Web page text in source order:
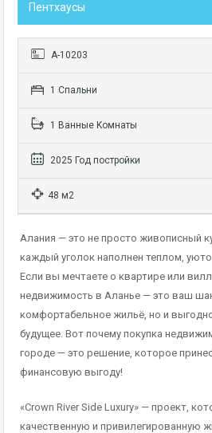
Пентхаусы
А-10203
1 Cпальни
1 Bанные Kомнаты
2025 Год постройки
48 м2
Алания — это не просто живописный
каждый уголок наполнен теплом,
Если вы мечтаете о квартире или
недвижимость в Аланье — это ваш
комфортабельное жильё, но и
будущее. Вот почему покупка
городе — это решение, которое
финансовую выгоду!
«Crown River Side Luxury» — проект,
качественную и привилегированную